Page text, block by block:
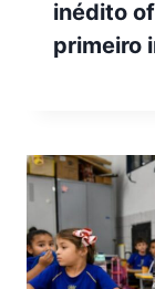
inédito
primeiro